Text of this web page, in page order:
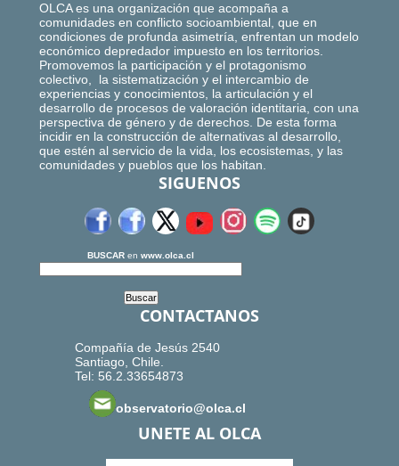
OLCA es una organización que acompaña a
comunidades en conflicto socioambiental, que en
condiciones de profunda asimetría, enfrentan un modelo
económico depredador impuesto en los territorios.
Promovemos la participación y el protagonismo
colectivo, la sistematización y el intercambio de
experiencias y conocimientos, la articulación y el
desarrollo de procesos de valoración identitaria, con una
perspectiva de género y de derechos. De esta forma
incidir en la construcción de alternativas al desarrollo,
que estén al servicio de la vida, los ecosistemas, y las
comunidades y pueblos que los habitan.
SIGUENOS
BUSCAR en www.olca.cl
CONTACTANOS
Compañía de Jesús 2540
Santiago, Chile.
Tel: 56.2.33654873
observatorio@olca.cl
UNETE AL OLCA